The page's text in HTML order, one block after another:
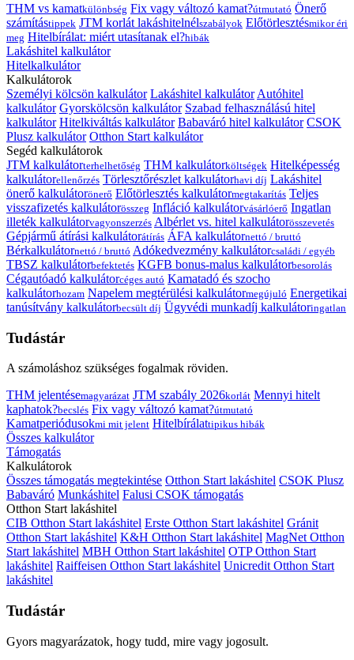
THM vs kamatkülönbség Fix vagy változó kamat?útmutató Önerő
számítástippek JTM korlát lakáshitelnélszabályok Előtörlesztésmikor éri
meg Hitelbírálat: miért utasítanak el?hibák
Lakáshitel kalkulátor
Hitelkalkulátor
Kalkulátorok
Személyi kölcsön kalkulátor Lakáshitel kalkulátor Autóhitel
kalkulátor Gyorskölcsön kalkulátor Szabad felhasználású hitel
kalkulátor Hitelkiváltás kalkulátor Babaváró hitel kalkulátor CSOK
Plusz kalkulátor Otthon Start kalkulátor
Segéd kalkulátorok
JTM kalkulátorterhelhetőség THM kalkulátorköltségek Hitelképesség
kalkulátorellenőrzés Törlesztőrészlet kalkulátorhavi díj Lakáshitel
önerő kalkulátorönerő Előtörlesztés kalkulátormegtakarítás Teljes
visszafizetés kalkulátorösszeg Infláció kalkulátorvásárlóerő Ingatlan
illeték kalkulátorvagyonszerzés Albérlet vs. hitel kalkulátorösszevetés
Gépjármű átírási kalkulátorátírás ÁFA kalkulátornettó / bruttó
Bérkalkulátornettó / bruttó Adókedvezmény kalkulátorcsaládi / egyéb
TBSZ kalkulátorbefektetés KGFB bonus-malus kalkulátorbesorolás
Cégautóadó kalkulátorcéges autó Kamatadó és szocho
kalkulátorhozam Napelem megtérülési kalkulátormegújuló Energetikai
tanúsítvány kalkulátorbecsült díj Ügyvédi munkadíj kalkulátoringatlan
Tudástár
A számoláshoz szükséges fogalmak röviden.
THM jelentésemagyarázat JTM szabály 2026korlát Mennyi hitelt
kaphatok?becslés Fix vagy változó kamat?útmutató
Kamatperiódusokmi mit jelent Hitelbírálattipikus hibák
Összes kalkulátor
Támogatás
Kalkulátorok
Összes támogatás megtekintése Otthon Start lakáshitel CSOK Plusz
Babaváró Munkáshitel Falusi CSOK támogatás
Otthon Start lakáshitel
CIB Otthon Start lakáshitel Erste Otthon Start lakáshitel Gránit
Otthon Start lakáshitel K&H Otthon Start lakáshitel MagNet Otthon
Start lakáshitel MBH Otthon Start lakáshitel OTP Otthon Start
lakáshitel Raiffeisen Otthon Start lakáshitel Unicredit Otthon Start
lakáshitel
Tudástár
Gyors magyarázatok, hogy tudd, mire vagy jogosult.